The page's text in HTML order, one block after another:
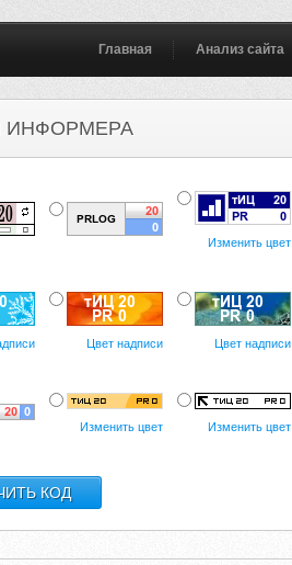
Главная Анализ сайта
ИНФОРМЕРА
Изменить цвет
Цвет надписи Цвет надписи
Изменить цвет Изменить цвет